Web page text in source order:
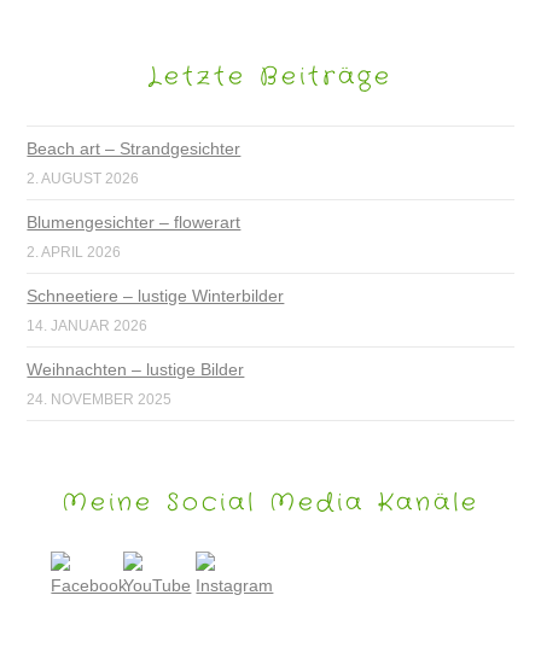
Letzte Beiträge
Beach art – Strandgesichter
2. AUGUST 2026
Blumengesichter – flowerart
2. APRIL 2026
Schneetiere – lustige Winterbilder
14. JANUAR 2026
Weihnachten – lustige Bilder
24. NOVEMBER 2025
Meine Social Media Kanäle